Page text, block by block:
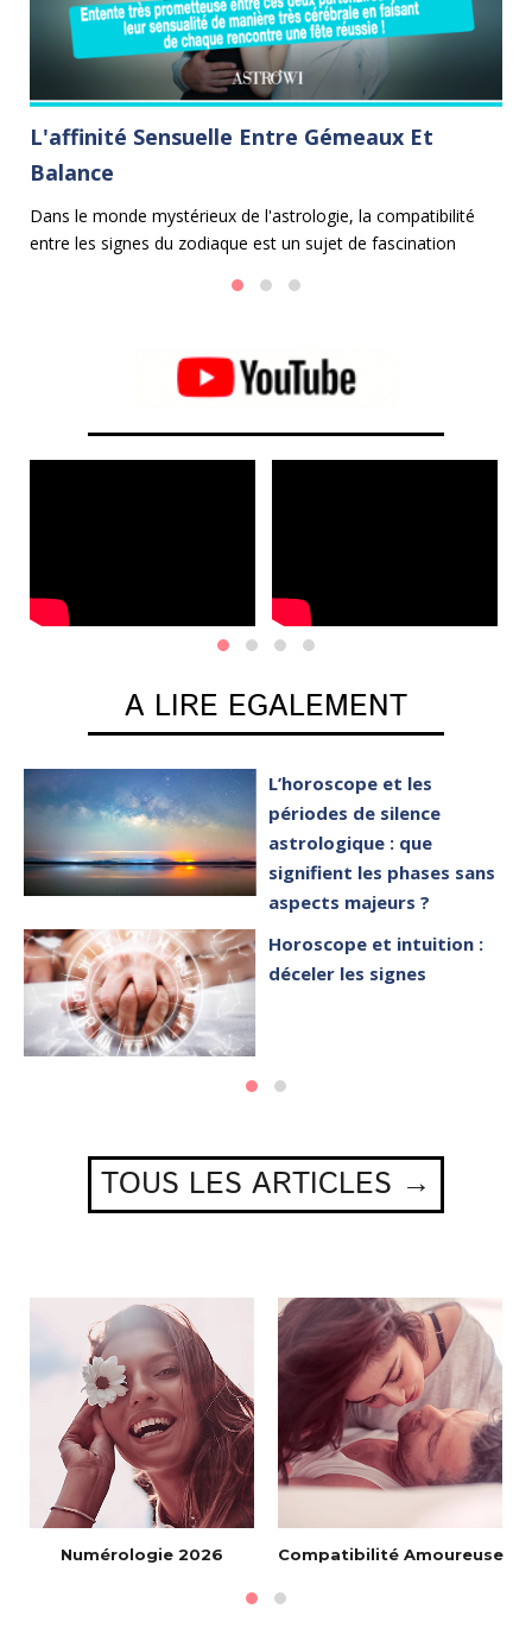
L'affinité Sensuelle Entre Gémeaux Et
Balance
Dans le monde mystérieux de l'astrologie, la compatibilité
entre les signes du zodiaque est un sujet de fascination
l'union entre les Gémeaux et la Balance.
A LIRE EGALEMENT
L’horoscope et les
périodes de silence
astrologique : que
signifient les phases sans
aspects majeurs ?
Horoscope et intuition :
déceler les signes
TOUS LES ARTICLES →
Numérologie 2026 Compatibilité Amoureuse